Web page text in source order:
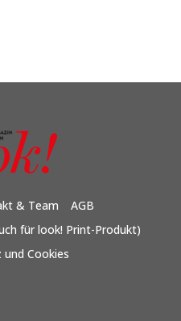
& Team
AGB
für look! Print-Produkt)
Cookies